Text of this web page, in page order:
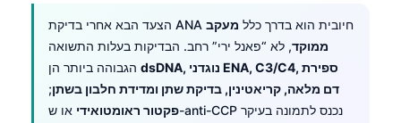
הצעד הבא אחרי בדיקת ANA חיובית הוא בדרך כלל מעקב
ממוקד, לא “פאנל ירי” רחב. הבדיקות בעלות התשואה
dsDNA, נוגדני ENA, C3/C4, ספירת
דם מלאה, קריאטינין, בדיקת שתן ומדידת חלבון בשתן;
פקטור ראומטואידי או ש-anti-CCP נכנס לתמונה בעיקר